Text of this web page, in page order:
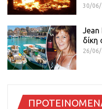
30/06/
Jean
δίκη
26/06/